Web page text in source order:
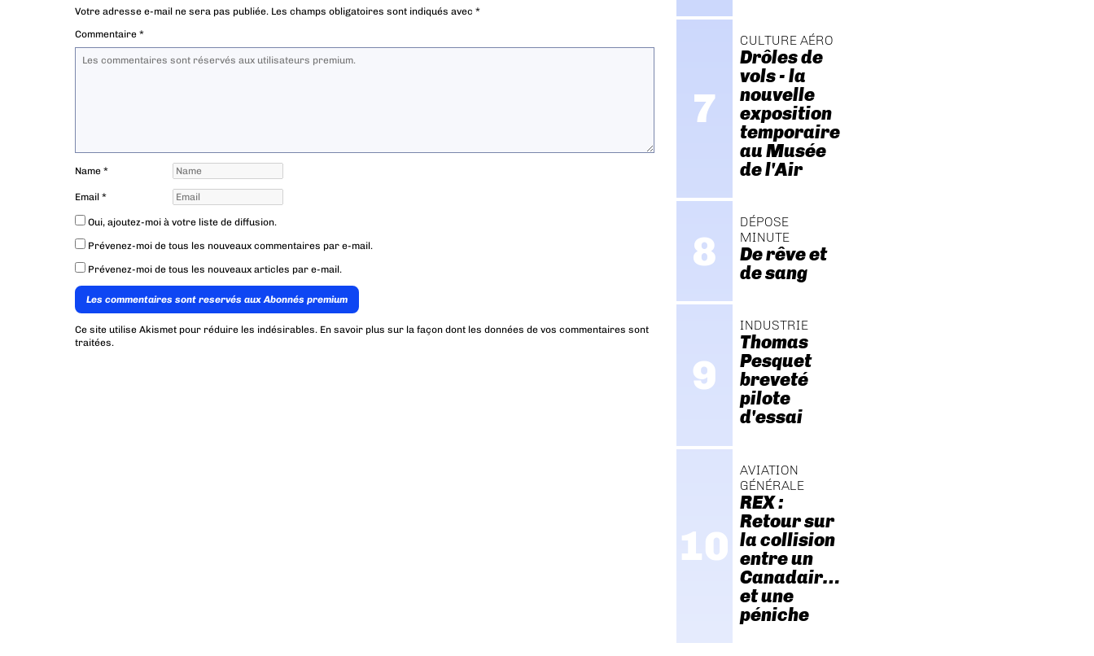
Votre adresse e-mail ne sera pas publiée. Les champs obligatoires sont indiqués avec *
Commentaire *
Name *
Email *
Oui, ajoutez-moi à votre liste de diffusion.
Prévenez-moi de tous les nouveaux commentaires par e-mail.
Prévenez-moi de tous les nouveaux articles par e-mail.
Les commentaires sont reservés aux Abonnés premium
Ce site utilise Akismet pour réduire les indésirables. En savoir plus sur la façon dont les données de vos commentaires sont
traitées.
CULTURE AÉRO
Drôles de
vols - la
nouvelle
exposition
temporaire
au Musée
de l'Air
DÉPOSE
MINUTE
De rêve et
de sang
INDUSTRIE
Thomas
Pesquet
breveté
pilote
d'essai
AVIATION
GÉNÉRALE
REX :
Retour sur
la collision
entre un
Canadair…
et une
péniche